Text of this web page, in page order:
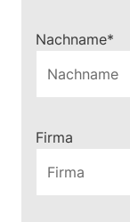
Pflichtfeld
Nachname*
Firma